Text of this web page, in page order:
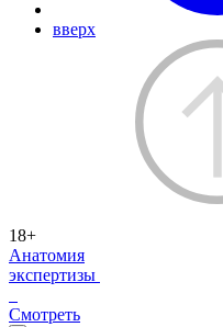
вверх
18+
Анатомия
экспертизы
Смотреть